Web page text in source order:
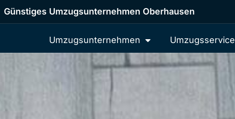
Günstiges Umzugsunternehmen Oberhausen
Umzugsunternehmen Umzugsservice